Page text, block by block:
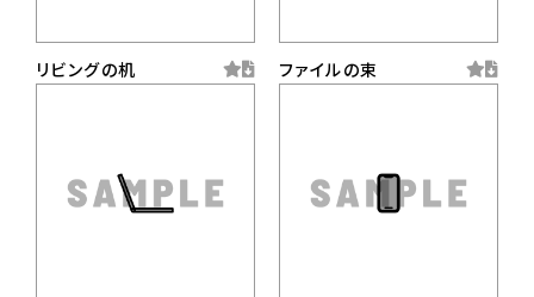
リビングの机 ファイルの束